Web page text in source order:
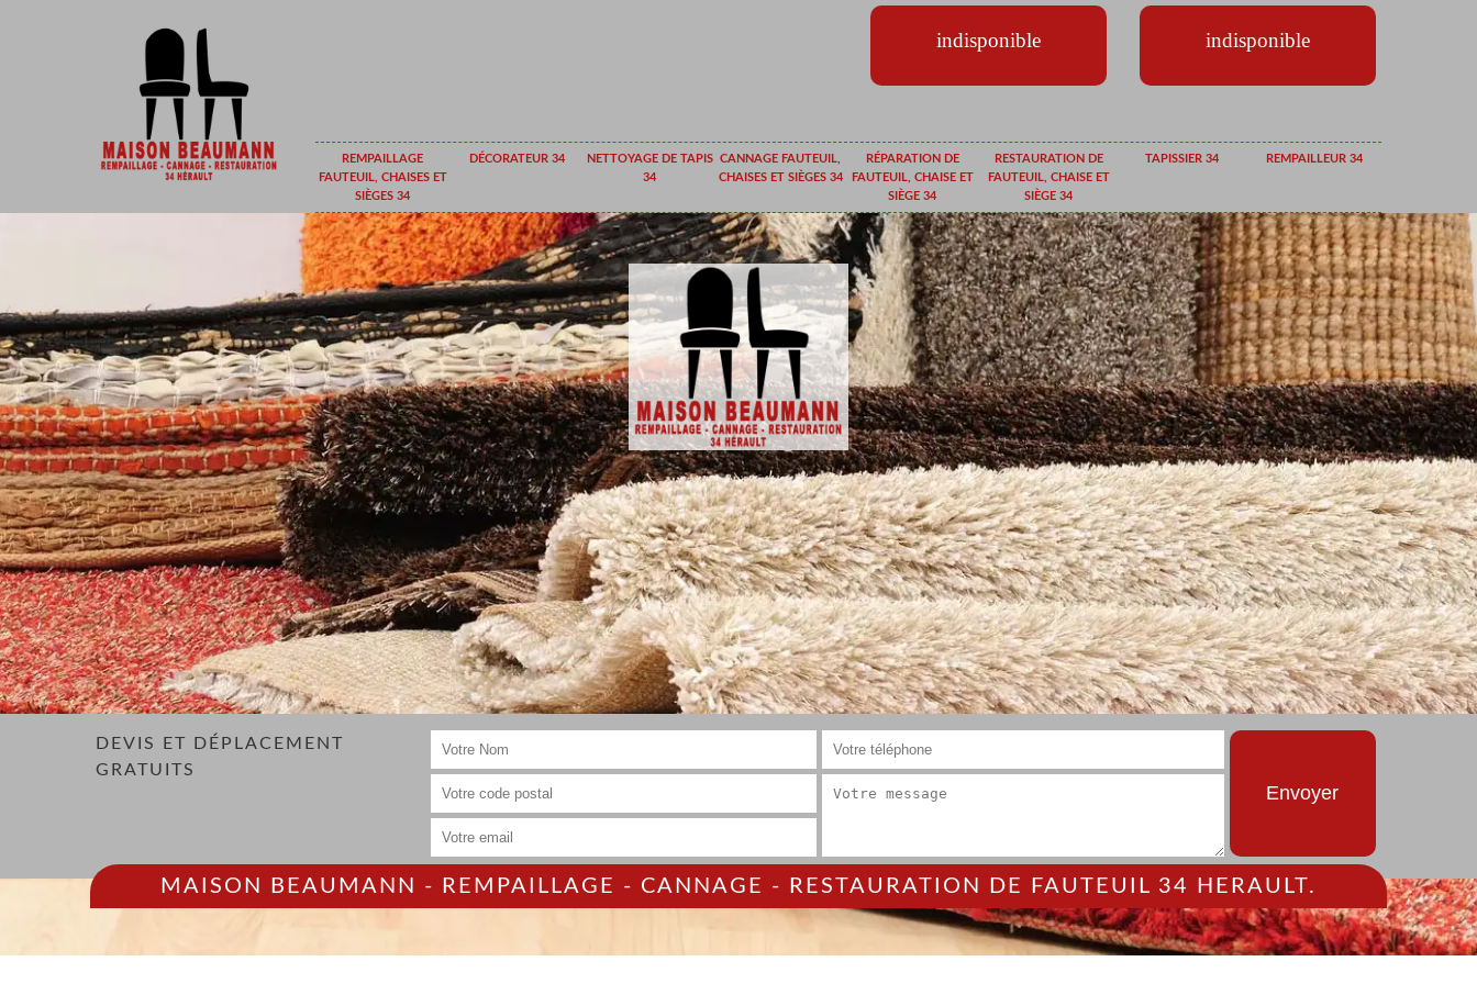
indisponible indisponible
REMPAILLAGE
FAUTEUIL, CHAISES ET
SIÈGES 34
DÉCORATEUR 34
NETTOYAGE DE TAPIS
34
CANNAGE FAUTEUIL,
CHAISES ET SIÈGES 34
RÉPARATION DE
FAUTEUIL, CHAISE ET
SIÈGE 34
RESTAURATION DE
FAUTEUIL, CHAISE ET
SIÈGE 34
TAPISSIER 34 REMPAILLEUR 34
MAISON BEAUMANN - REMPAILLAGE - CANNAGE - RESTAURATION DE FAUTEUIL 34 HERAULT.
DEVIS ET DÉPLACEMENT
GRATUITS